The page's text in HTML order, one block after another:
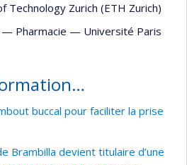
Technology Zurich (ETH Zurich)
— Pharmacie — Université Paris
buccal pour faciliter la prise
Brambilla devient titulaire d’une